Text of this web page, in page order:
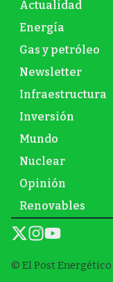
Actualidad
Energía
Gas y petróleo
Newsletter
Infraestructura
Inversión
Mundo
Nuclear
Opinión
Renovables
© El Post Energético